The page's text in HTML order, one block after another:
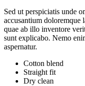
Sed ut perspiciatis unde
accusantium doloremque
quae ab illo inventore
sunt explicabo. Nemo
aspernatur.
Cotton blend
Straight fit
Dry clean